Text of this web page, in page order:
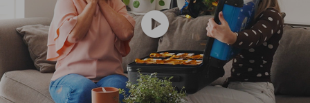
play_circle